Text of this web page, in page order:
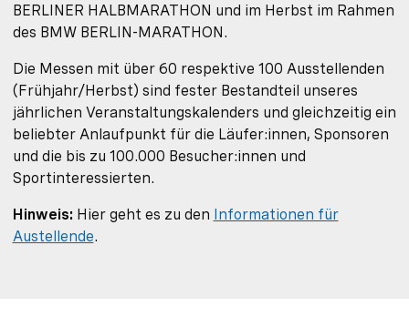
BERLINER HALBMARATHON und im Herbst im Rahmen
des BMW BERLIN-MARATHON.
Die Messen mit über 60 respektive 100 Ausstellenden
(Frühjahr/Herbst) sind fester Bestandteil unseres
jährlichen Veranstaltungskalenders und gleichzeitig ein
beliebter Anlaufpunkt für die Läufer:innen, Sponsoren
und die bis zu 100.000 Besucher:innen und
Sportinteressierten.
Hinweis: Hier geht es zu den Informationen für
Austellende.